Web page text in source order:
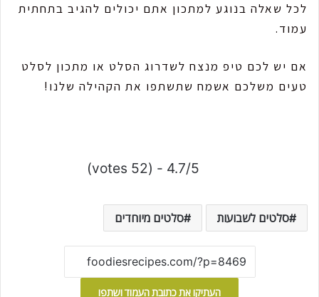
לכל שאלה בנוגע למתכון אתם יכולים להגיב בתחתית
עמוד.
אם יש לכם טיפ מנצח לשדרוג הסלט או מתכון לסלט
טעים משלכם אשמח שתשתפו את הקהילה שלנו!
4.7/5 - (52 votes)
סלטים לשבועות סלטים מיוחדים
העתיקו את כתובת העמוד ושתפו